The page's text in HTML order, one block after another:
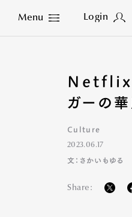
Menu Login
Close
Netflix番
ガーの
Culture
2023.06.17
文：さかいもゆる
Share: